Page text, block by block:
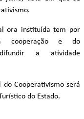
ora instituída tem por
cooperação e do
a atividade
do Cooperativismo será
do Estado.